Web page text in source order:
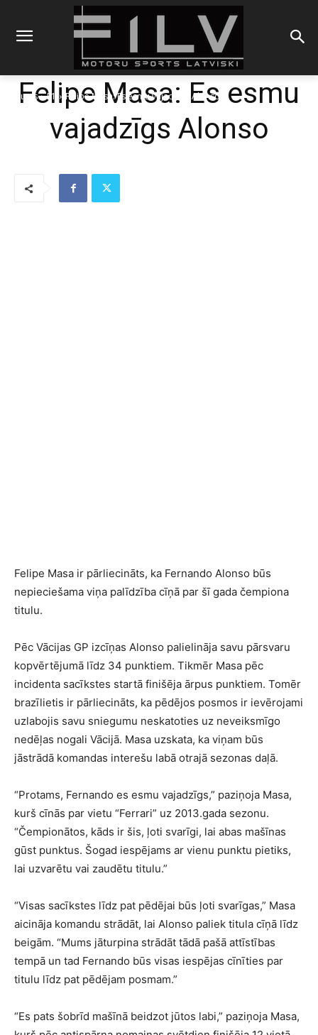
Sākums F1 Felipe Masa: Es esmu vajadzīgs Alonso
Felipe Masa: Es esmu
vajadzīgs Alonso
Felipe Masa ir pārliecināts, ka Fernando Alonso būs
nepieciešama viņa palīdzība cīņā par šī gada čempiona
titulu.
Pēc Vācijas GP izcīņas Alonso palielināja savu pārsvaru
kopvērtējumā līdz 34 punktiem. Tikmēr Masa pēc
incidenta sacīkstes startā finišēja ārpus punktiem. Tomēr
brazīlietis ir pārliecināts, ka pēdējos posmos ir ievērojami
uzlabojis savu sniegumu neskatoties uz neveiksmīgo
nedēļas nogali Vācijā. Masa uzskata, ka viņam būs
jāstrādā komandas interešu labā otrajā sezonas daļā.
“Protams, Fernando es esmu vajadzīgs,” paziņoja Masa,
kurš cīnās par vietu “Ferrari” uz 2013.gada sezonu.
“Čempionātos, kāds ir šis, ļoti svarīgi, lai abas mašīnas
gūst punktus. Šogad iespējams ar vienu punktu pietiks,
lai uzvarētu vai zaudētu titulu.”
“Visas sacīkstes līdz pat pēdējai būs ļoti svarīgas,” Masa
aicināja komandu strādāt, lai Alonso paliek titula cīņā līdz
beigām. “Mums jāturpina strādāt tādā pašā attīstības
tempā un tad Fernando būs visas iespējas cīnīties par
titulu līdz pat pēdējam posmam.”
“Es pats šobrīd mašīnā beidzot jūtos labi,” paziņoja Masa,